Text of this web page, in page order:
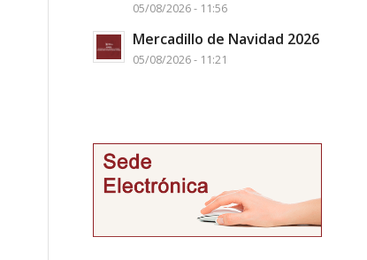
05/08/2026 - 11:56
Mercadillo de Navidad 2026
05/08/2026 - 11:21